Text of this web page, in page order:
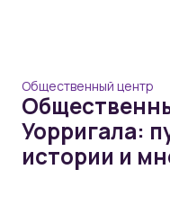
Общественный центр
Уорригала:
истории и